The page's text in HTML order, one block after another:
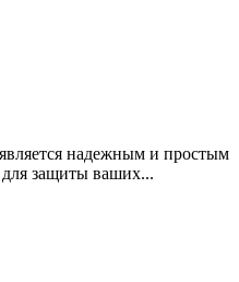
надежным и простым
защиты ваших...